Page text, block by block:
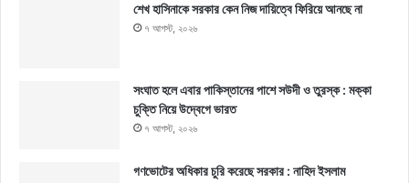
শেখ হাসিনাকে সরকার কেন নিজ দায়িত্বে ফিরিয়ে আনছে না
৭ আগস্ট, ২০২৬
সংঘাত হলে এবার পাকিস্তানের পাশে সউদী ও তুরস্ক : মক্কা
চুক্তি নিয়ে উদ্বেগে ভারত
৭ আগস্ট, ২০২৬
গণভোটের অধিকার চুরি করেছে সরকার : নাহিদ ইসলাম